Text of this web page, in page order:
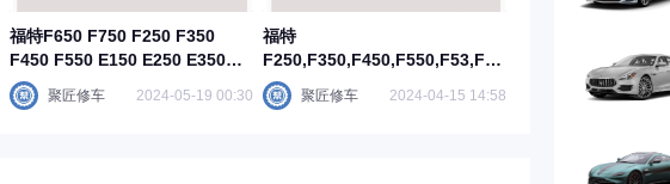
福特F650 F750 F250 F350
F450 F550 E150 E250 E350和
E450维修手册电路图
聚匠修车 2024-05-19 00:30
福特
维修手册电路图
聚匠修车 2024-04-15 14:58